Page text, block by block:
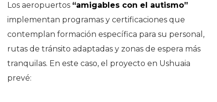
Los aeropuertos “amigables con el autismo”
implementan programas y certificaciones que
contemplan formación específica para su personal,
rutas de tránsito adaptadas y zonas de espera más
tranquilas. En este caso, el proyecto en Ushuaia
prevé: